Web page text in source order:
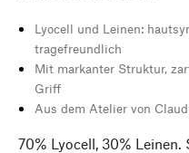
Lyocell und Leinen:
tragefreundlich
Mit markanter Struktur,
Griff
Aus dem Atelier von
70% Lyocell, 30%